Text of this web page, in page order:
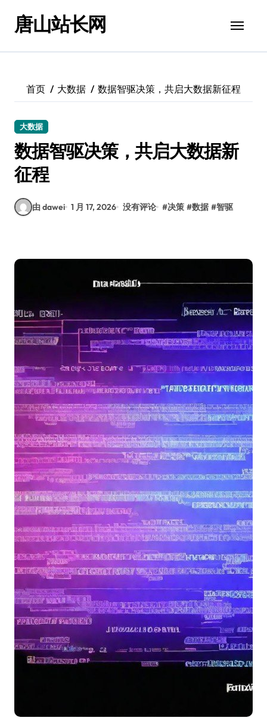
唐山站长网
首页 大数据 数据智驱决策，共启大数据新征程
大数据
数据智驱决策，共启大数据新
征程
由 dawei 1 月 17, 2026 没有评论 #决策 #数据 #智驱